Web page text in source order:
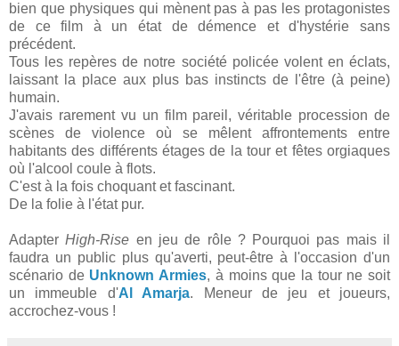
bien que physiques qui mènent pas à pas les protagonistes
de ce film à un état de démence et d'hystérie sans
précédent.
Tous les repères de notre société policée volent en éclats,
laissant la place aux plus bas instincts de l'être (à peine)
humain.
J'avais rarement vu un film pareil, véritable procession de
scènes de violence où se mêlent affrontements entre
habitants des différents étages de la tour et fêtes orgiaques
où l'alcool coule à flots.
C'est à la fois choquant et fascinant.
De la folie à l'état pur.
AdapterHigh-Rise en jeu de rôle ? Pourquoi pas mais il
faudra un public plus qu'averti, peut-être à l'occasion d'un
scénario de Unknown Armies, à moins que la tour ne soit
un immeuble d'Al Amarja. Meneur de jeu et joueurs,
accrochez-vous !